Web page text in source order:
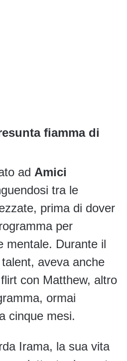
fiamma di
ad Amici
tra le
prima di dover
per
mentale. Durante il
aveva anche
con Matthew, altro
ormai
cinque mesi.
Irama, la sua vita